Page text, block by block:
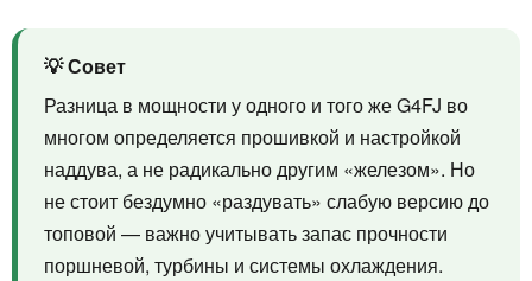
💡 Совет
Разница в мощности у одного и того же G4FJ во
многом определяется прошивкой и настройкой
наддува, а не радикально другим «железом». Но
не стоит бездумно «раздувать» слабую версию до
топовой — важно учитывать запас прочности
поршневой, турбины и системы охлаждения.